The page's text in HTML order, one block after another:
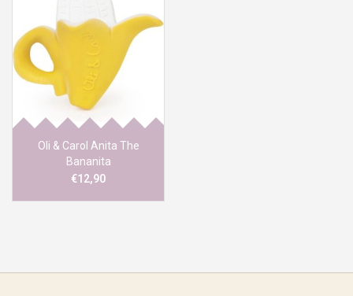
Merken
Oli & Carol Anita The
Bananita
€12,90